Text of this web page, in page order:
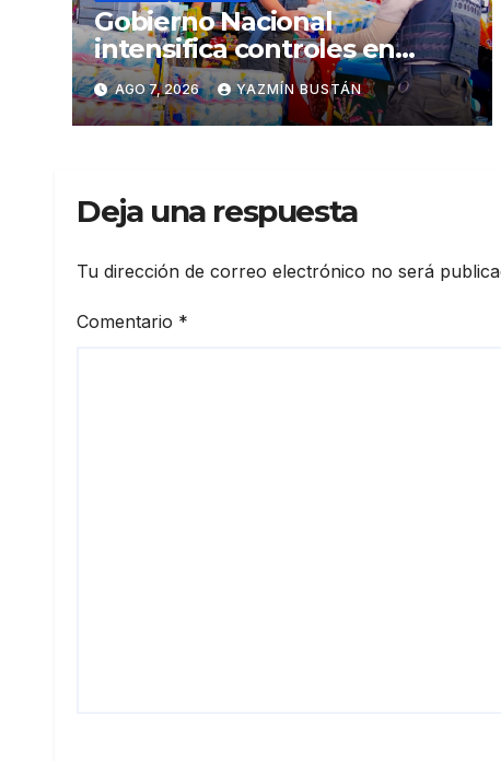
Gobierno Nacional
intensifica controles en
establecimientos y espacios
públicos de Pichincha: 684
operativos en zonas
AGO 7, 2026 YAZMÍN BUSTÁN
Deja una respuesta
Tu dirección de correo electrónico no será
Comentario *